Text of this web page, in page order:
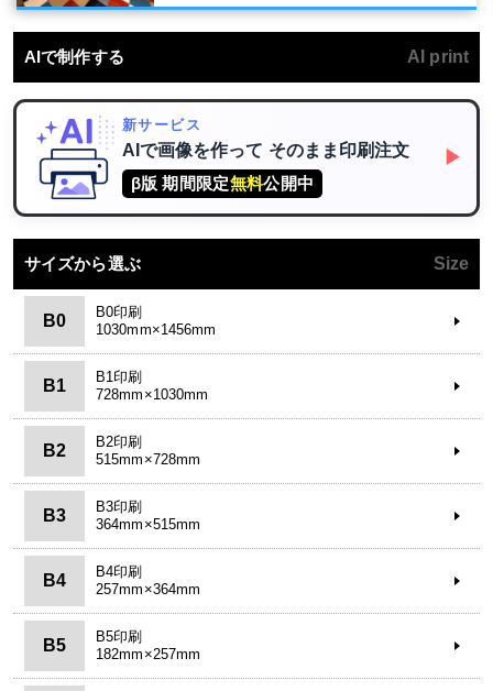
AIで制作する AI print
新サービス
AIで画像を作って そのまま印刷注文
β版 期間限定無料公開中
▶
サイズから選ぶ Size
B0
B0印刷
1030mm×1456mm
B1
B1印刷
728mm×1030mm
B2
B2印刷
515mm×728mm
B3
B3印刷
364mm×515mm
B4
B4印刷
257mm×364mm
B5
B5印刷
182mm×257mm